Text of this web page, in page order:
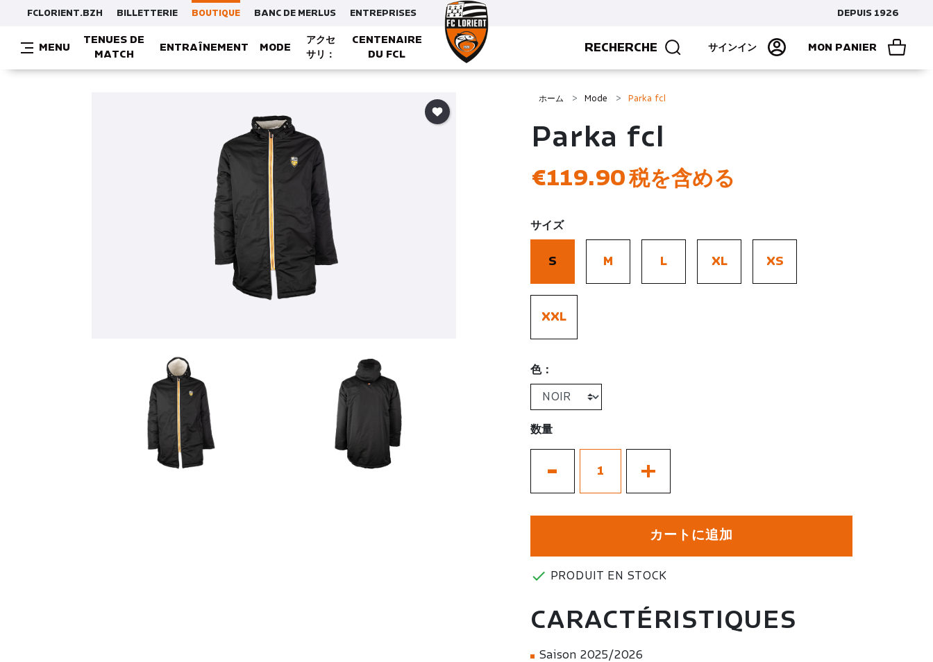
FCLORIENT.BZH BILLETTERIE BOUTIQUE BANC DE MERLUS ENTREPRISES DEPUIS 1926
MENU
TENUES DE
MATCH
ENTRAÎNEMENT MODE
アクセ
サリ：
CENTENAIRE
DU FCL
RECHERCHE サインイン MON PANIER
ホーム Mode Parka fcl
Parka fcl
€119.90 税を含める
サイズ
S M L XL XS
XXL
色：
数量
- +
カートに追加
 PRODUIT EN STOCK
CARACTÉRISTIQUES
Saison 2025/2026